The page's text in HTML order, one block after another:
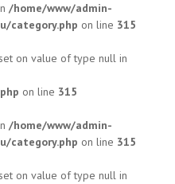
/home/www/admin-
category.php on line 315
on value of type null in
on line 315
/home/www/admin-
category.php on line 315
on value of type null in